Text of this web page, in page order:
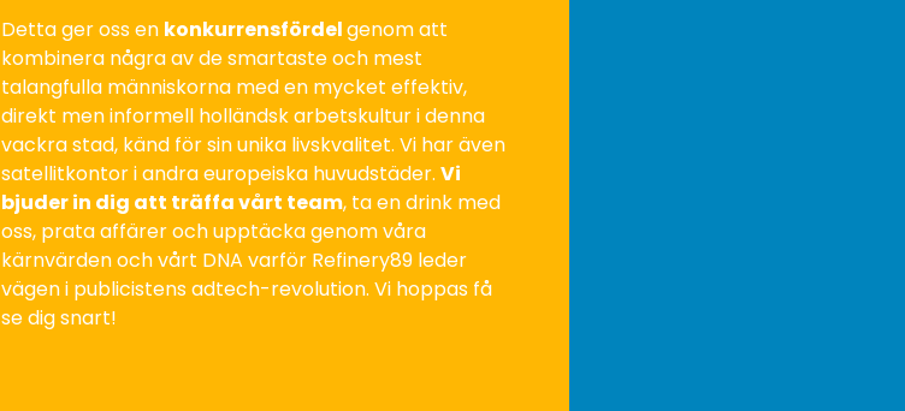
Detta ger oss en konkurrensfördelgenom att
kombinera några av de smartaste och mest
talangfulla människorna med en mycket effektiv,
direkt men informell holländsk arbetskultur i denna
vackra stad, känd för sin unika livskvalitet. Vi har även
satellitkontor i andra europeiska huvudstäder. Vi
bjuder in dig att träffa vårt team, ta en drink med
oss, prata affärer och upptäcka genom våra
kärnvärden och vårt DNA varför Refinery89 leder
vägen i publicistens adtech-revolution. Vi hoppas få
se dig snart!